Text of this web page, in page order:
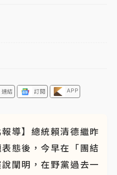
！今線上預約開賣一度塞車
！東檢抗告成功 今重開羈
雨彈轟3天 「紅到發紫」降
連結 訂閱 APP
報導】總統賴清德繼昨
態後，今早在「團結
闡明，在野黨過去一